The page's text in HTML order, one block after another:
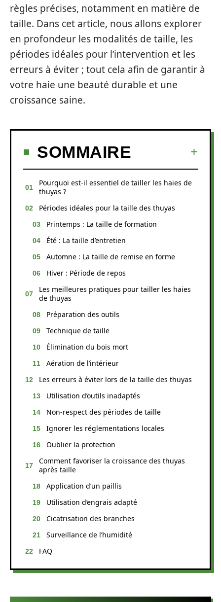
règles précises, notamment en matière de
taille. Dans cet article, nous allons explorer
en profondeur les modalités de taille, les
périodes idéales pour l’intervention et les
erreurs à éviter ; tout cela afin de garantir à
votre haie une beauté durable et une
croissance saine.
SOMMAIRE
Pourquoi est-il essentiel de tailler les haies de
thuyas ?
Périodes idéales pour la taille des thuyas
Printemps : La taille de formation
Été : La taille d’entretien
Automne : La taille de remise en forme
Hiver : Période de repos
Les meilleures pratiques pour tailler les haies
de thuyas
Préparation des outils
Technique de taille
Élimination du bois mort
Aération de l’intérieur
Les erreurs à éviter lors de la taille des thuyas
Utilisation d’outils inadaptés
Non-respect des périodes de taille
Ignorer les réglementations locales
Oublier la protection
Comment favoriser la croissance des thuyas
après taille
Application d’un paillis
Utilisation d’engrais adapté
Cicatrisation des branches
Surveillance de l’humidité
FAQ